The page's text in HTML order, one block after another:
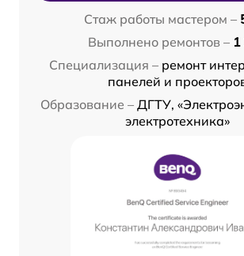
Стаж работы мастером –
Выполнено ремонтов –
Специализация – ремонт
панелей и
Образование – ДГТУ,
электротехника»